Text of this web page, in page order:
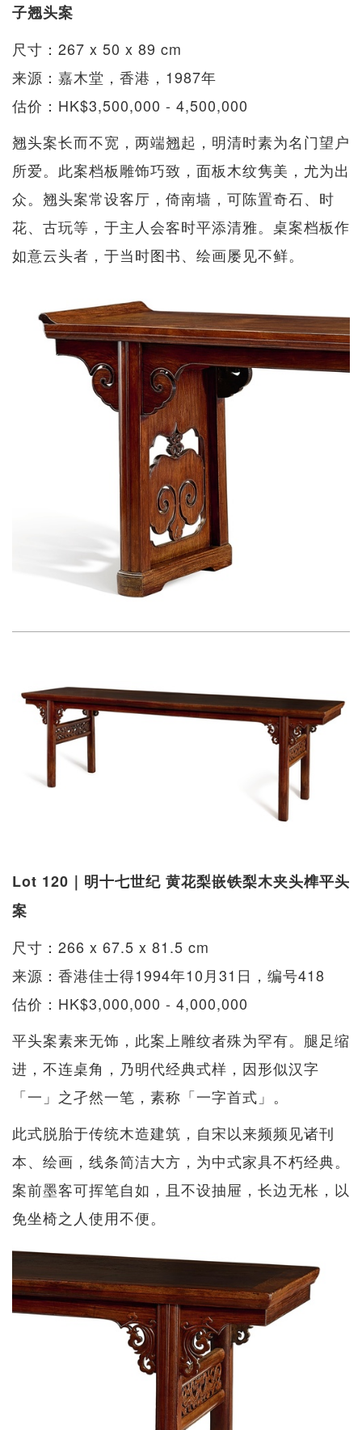
子翘头案
尺寸：267 x 50 x 89 cm
来源：嘉木堂，香港，1987年
估价：HK$3,500,000 - 4,500,000
翘头案长而不宽，两端翘起，明清时素为名门望户
所爱。此案档板雕饰巧致，面板木纹隽美，尤为出
众。翘头案常设客厅，倚南墙，可陈置奇石、时
花、古玩等，于主人会客时平添清雅。桌案档板作
如意云头者，于当时图书、绘画屡见不鲜。
Lot 120｜明十七世纪 黄花梨嵌铁梨木夹头榫平头
案
尺寸：266 x 67.5 x 81.5 cm
来源：香港佳士得1994年10月31日，编号418
估价：HK$3,000,000 - 4,000,000
平头案素来无饰，此案上雕纹者殊为罕有。腿足缩
进，不连桌角，乃明代经典式样，因形似汉字
「一」之孑然一笔，素称「一字首式」。
此式脱胎于传统木造建筑，自宋以来频频见诸刊
本、绘画，线条简洁大方，为中式家具不朽经典。
案前墨客可挥笔自如，且不设抽屉，长边无枨，以
免坐椅之人使用不便。